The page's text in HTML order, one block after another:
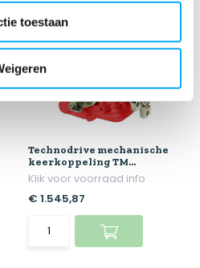
toestaan
Technodrive mechanische
keerkoppeling TM...
Klik voor voorraad info
€ 1.545,87